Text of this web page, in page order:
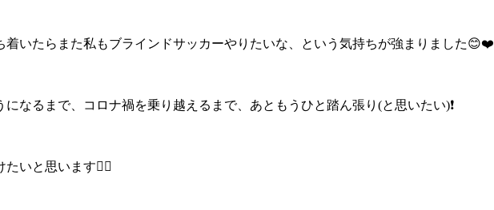
着いたらまた私もブラインドサッカーやりたいな、という気持ちが強まりました😊❤️
なるまで、コロナ禍を乗り越えるまで、あともうひと踏ん張り(と思いたい)❗
いと思います👍🏻